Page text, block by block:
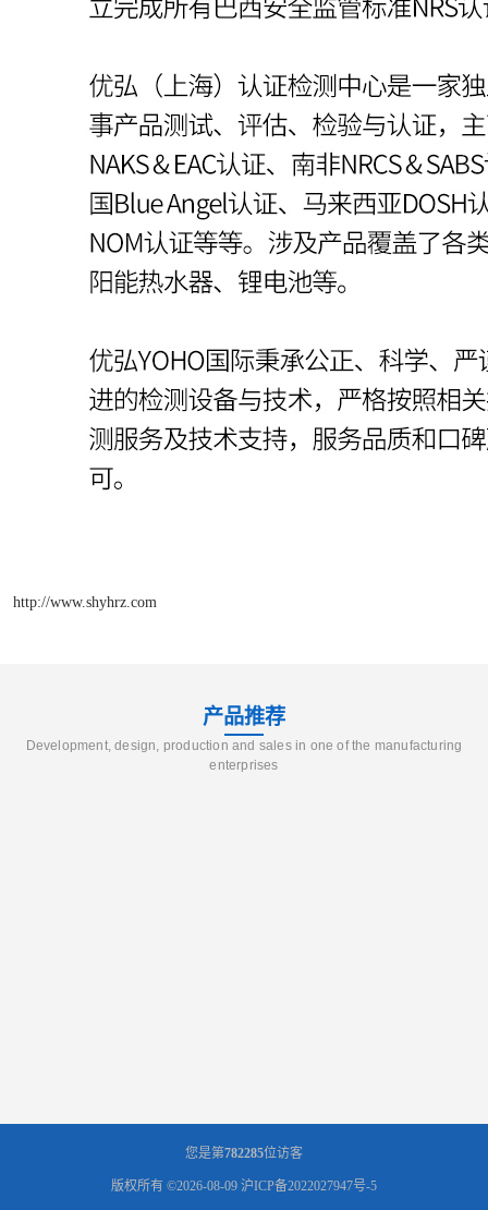
http://www.shyhrz.com
产品推荐
Development, design, production and sales in one of the manufacturing
enterprises
您是第782285位访客
版权所有 ©2026-08-09 沪ICP备2022027947号-5